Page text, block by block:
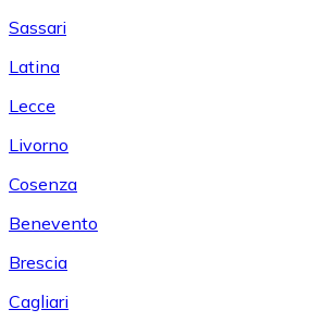
Sassari
Latina
Lecce
Livorno
Cosenza
Benevento
Brescia
Cagliari